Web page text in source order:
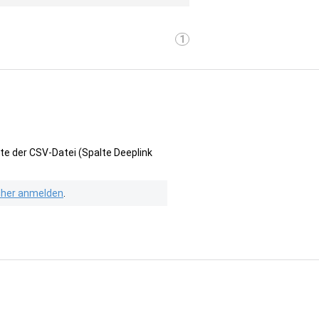
1
der CSV-Datei (Spalte Deeplink
anmelden